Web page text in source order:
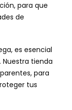
para que
de
es esencial
tienda
para
tus